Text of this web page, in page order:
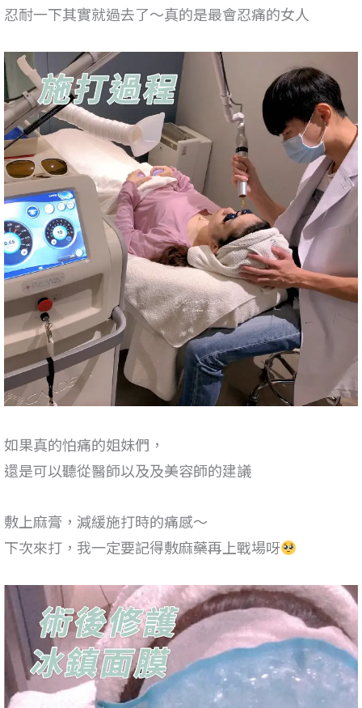
忍耐一下其實就過去了～真的是最會忍痛的女人
如果真的怕痛的姐妹們，
還是可以聽從醫師以及及美容師的建議
敷上麻膏，減緩施打時的痛感～
下次來打，我一定要記得敷麻藥再上戰場呀